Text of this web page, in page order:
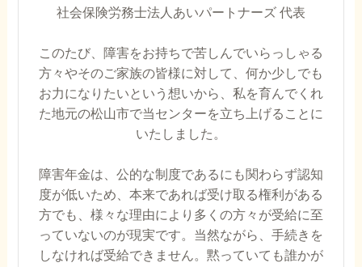
社会保険労務士法人あいパートナーズ 代表
このたび、障害をお持ちで苦しんでいらっしゃる
方々やそのご家族の皆様に対して、何か少しでも
お力になりたいという想いから、私を育んでくれ
た地元の松山市で当センターを立ち上げることに
いたしました。
障害年金は、公的な制度であるにも関わらず認知
度が低いため、本来であれば受け取る権利がある
方でも、様々な理由により多くの方々が受給に至
っていないのが現実です。当然ながら、手続きを
しなければ受給できません。黙っていても誰かが